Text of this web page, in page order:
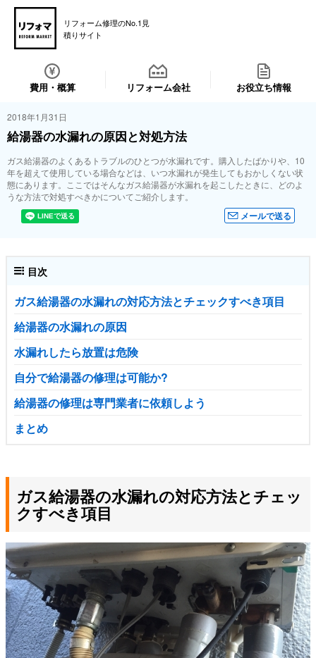
リフォーム修理のNo.1見
積りサイト
費用・概算 リフォーム会社 お役立ち情報
2018年1月31日
給湯器の水漏れの原因と対処方法
ガス給湯器のよくあるトラブルのひとつが水漏れです。購入したばかりや、10
年を超えて使用している場合などは、いつ水漏れが発生してもおかしくない状
態にあります。ここではそんなガス給湯器が水漏れを起こしたときに、どのよ
うな方法で対処すべきかについてご紹介します。
メールで送る
目次
ガス給湯器の水漏れの対応方法とチェックすべき項目
給湯器の水漏れの原因
水漏れしたら放置は危険
自分で給湯器の修理は可能か?
給湯器の修理は専門業者に依頼しよう
まとめ
ガス給湯器の水漏れの対応方法とチェッ
クすべき項目